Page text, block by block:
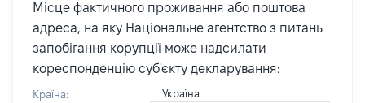
Місце фактичного проживання або поштова
адреса, на яку Національне агентство з питань
запобігання корупції може надсилати
кореспонденцію суб'єкту декларування:
Країна: Україна